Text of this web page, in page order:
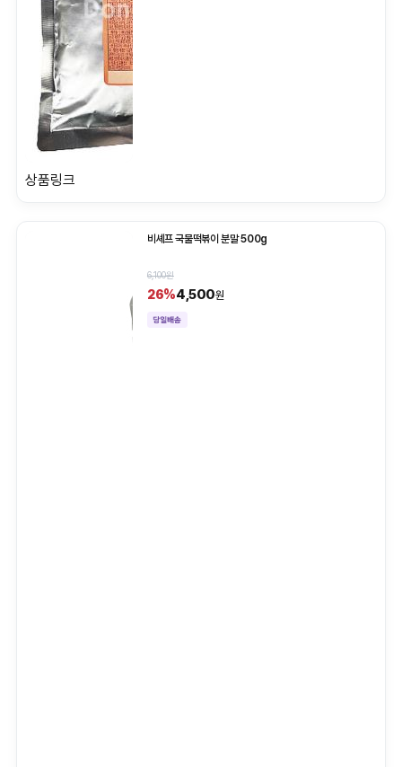
상품링크
비셰프 국물떡볶이 분말 500g
6,100원
26%4,500원